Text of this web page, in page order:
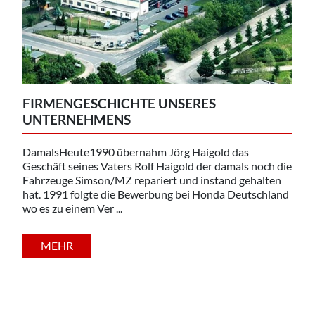
FIRMENGESCHICHTE UNSERES
UNTERNEHMENS
DamalsHeute1990 übernahm Jörg Haigold das
Geschäft seines Vaters Rolf Haigold der damals noch die
Fahrzeuge Simson/MZ repariert und instand gehalten
hat. 1991 folgte die Bewerbung bei Honda Deutschland
wo es zu einem Ver ...
MEHR